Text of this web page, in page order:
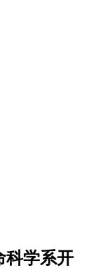
科学系开